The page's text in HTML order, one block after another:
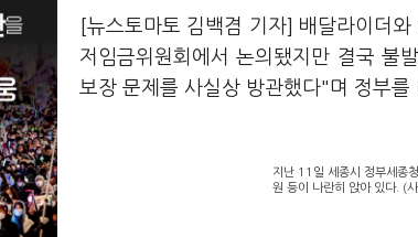
[뉴스토마토 김백겸 기자] 배달라이더
저임금위원회에서 논의됐지만 결국 불
보장 문제를 사실상 방관했다"며 정부를
지난 11일 세종시 정부세종
원 등이 나란히 앉아 있다. (